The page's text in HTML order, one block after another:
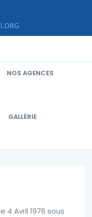
NOS AGENCES
GALLÉRIE
4 Avril 1976 sous